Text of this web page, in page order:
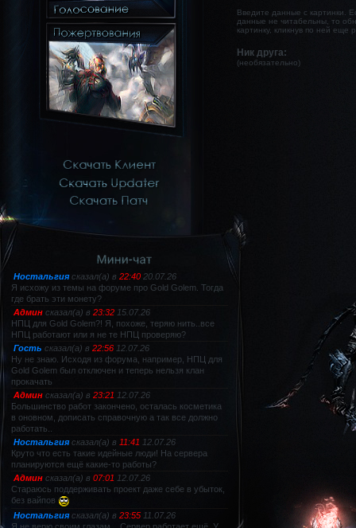
Введите данные с картинки.
данные не читабельны, то
картинку, кликнув по ней еще
Ник друга:
(необязательно)